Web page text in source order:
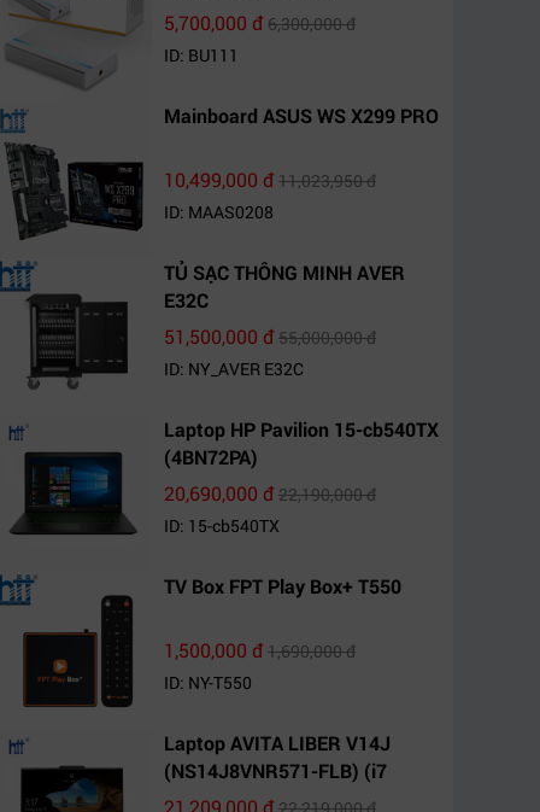
5,700,000 đ6,300,000 đ
ID: BU111
Mainboard ASUS WS X299 PRO
10,499,000 đ11,023,950 đ
ID: MAAS0208
TỦ SẠC THÔNG MINH AVER
E32C
51,500,000 đ55,000,000 đ
ID: NY_AVER E32C
Laptop HP Pavilion 15-cb540TX
(4BN72PA)
20,690,000 đ22,190,000 đ
ID: 15-cb540TX
TV Box FPT Play Box+ T550
1,500,000 đ1,690,000 đ
ID: NY-T550
Laptop AVITA LIBER V14J
(NS14J8VNR571-FLB) (i7
10510U/8GB RAM/1TB
21,209,000 đ